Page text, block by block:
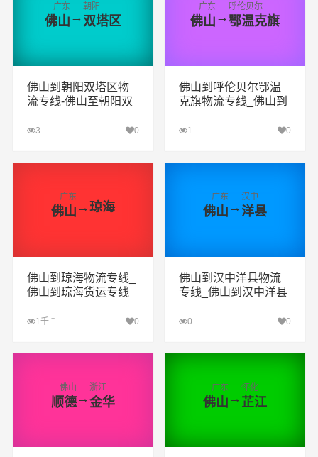
广东
佛山 →
朝阳
双塔区
佛山到朝阳双塔区物
流专线-佛山至朝阳双
3 0
查看详细
广东
佛山 →
呼伦贝尔
鄂温克旗
佛山到呼伦贝尔鄂温
克旗物流专线_佛山到
运专线公司
1 0
查看详细
广东
佛山 →琼海
佛山到琼海物流专线_
佛山到琼海货运专线
1千 + 0
查看详细
广东
佛山 →
汉中
洋县
佛山到汉中洋县物流
专线_佛山到汉中洋县
0 0
查看详细
佛山
顺德→
浙江
金华
广东
佛山 →
怀化
芷江